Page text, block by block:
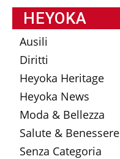
HEYOKA
Ausili
Diritti
Heyoka Heritage
Heyoka News
Moda & Bellezza
Salute & Benessere
Senza Categoria